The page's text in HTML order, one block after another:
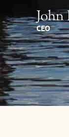
John
CEO